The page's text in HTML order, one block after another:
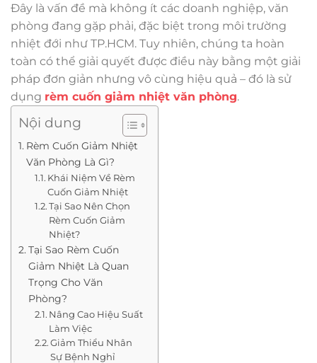
Đây là vấn đề mà không ít các doanh nghiệp, văn
phòng đang gặp phải, đặc biệt trong môi trường
nhiệt đới như TP.HCM. Tuy nhiên, chúng ta hoàn
toàn có thể giải quyết được điều này bằng một giải
pháp đơn giản nhưng vô cùng hiệu quả – đó là sử
dụng rèm cuốn giảm nhiệt văn phòng.
Nội dung
Rèm Cuốn Giảm Nhiệt
Văn Phòng Là Gì?
Khái Niệm Về Rèm
Cuốn Giảm Nhiệt
Tại Sao Nên Chọn
Rèm Cuốn Giảm
Nhiệt?
Tại Sao Rèm Cuốn
Giảm Nhiệt Là Quan
Trọng Cho Văn
Phòng?
Nâng Cao Hiệu Suất
Làm Việc
Giảm Thiểu Nhân
Sự Bệnh Nghỉ